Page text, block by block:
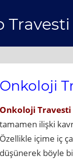
Onkoloji
Onkoloji Travesti
tamamen ilişki
Özellikle içime iç
düşünerek böyle